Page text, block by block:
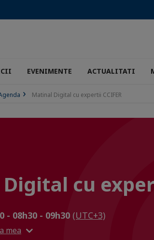
EVENIMENTE ACTUALITATI
Matinal Digital cu expertii CCIFER
cu
- 08h30 - 09h30 (UTC+3)
mea